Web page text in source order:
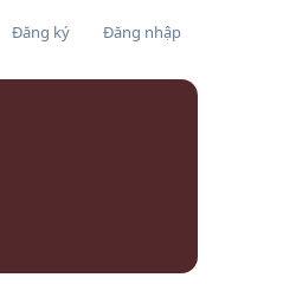
Đăng ký Đăng nhập